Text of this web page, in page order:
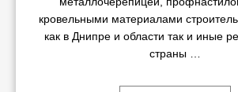
кровельными материалами
как в Днипре и области так и иные
страны …